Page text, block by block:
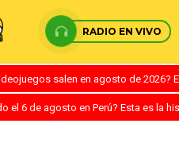
RADIO EN VIVO
salen en agosto de
el 6 de agosto en Perú? Esta es la